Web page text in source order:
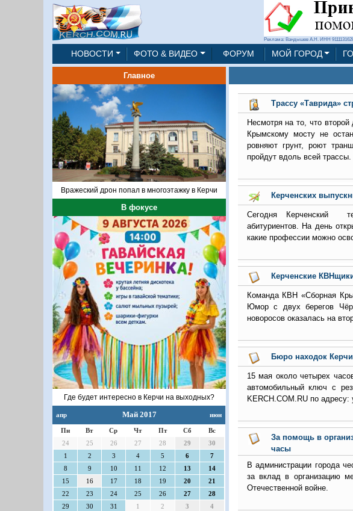
Реклама: Вандышев А.Н. ИНН
НОВОСТИ ФОТО & ВИДЕО ФОРУМ МОЙ ГОРОД
Главное
Вражеский дрон попал в многоэтажку в Керчи
В фокусе
Где будет интересно в Керчи на выходных?
апр Май 2017 июн
Пн Вт Ср Чт Пт Сб
Вс
24
25 26 27 28 29
30
1
2 3 4 5 6
7
8
9 10 11 12 13
14
15
16 17 18 19 20
21
22
23 24 25 26 27
28
29
30 31 1 2 3 4
Трассу «Таврида»
Несмотря на то, что
Крымскому мосту не
ровняют грунт, роют
пройдут вдоль всей трассы.
Керченских
Сегодня Керченский
абитуриентов. На день
какие профессии можно
Керченские
Команда КВН «Сборная
Юмор с двух берегов
новоросов оказалась на
Бюро находок
15 мая около четырех
автомобильный ключ с
KERCH.COM.RU по
За помощь в
часы
В администрации города
за вклад в организацию
Отечественной войне.